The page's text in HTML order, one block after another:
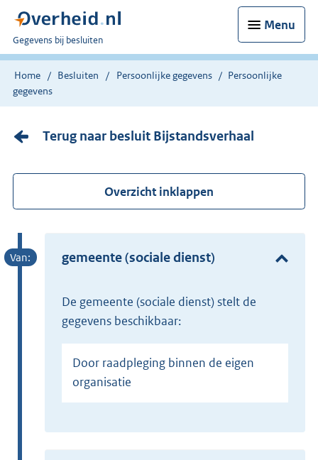
Menu
U
bent
nu
Gegevens bij besluiten
Home Besluiten Persoonlijke gegevens
Persoonlijke
gegevens
Terug naar besluit Bijstandsverhaal
Overzicht inklappen
gemeente (sociale dienst)
de gemeente (sociale dienst) stelt de
gegevens beschikbaar:
Door raadpleging binnen de eigen
organisatie